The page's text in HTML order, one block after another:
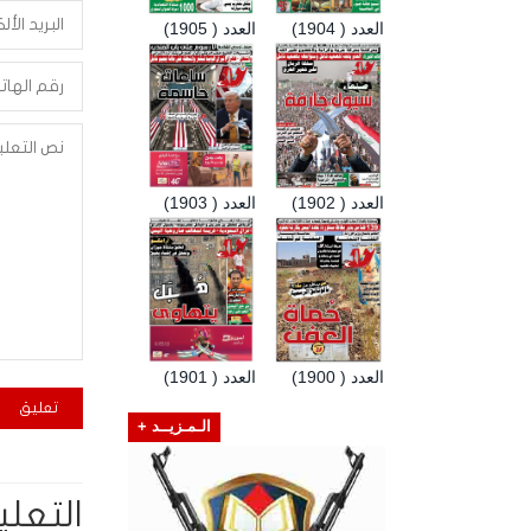
العدد ( 1905) العدد ( 1904)
العدد ( 1903) العدد ( 1902)
العدد ( 1901) العدد ( 1900)
الـمـزيــد +